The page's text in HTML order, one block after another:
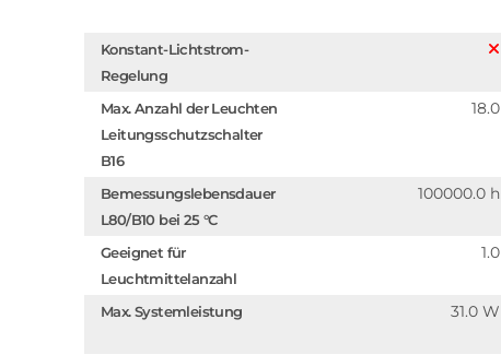
Konstant-Lichtstrom-
Regelung
Max. Anzahl der Leuchten
Leitungsschutzschalter
B16
18.0
Bemessungslebensdauer
L80/B10 bei 25 °C
100000.0 h
Geeignet für
Leuchtmittelanzahl
1.0
Max. Systemleistung 31.0 W